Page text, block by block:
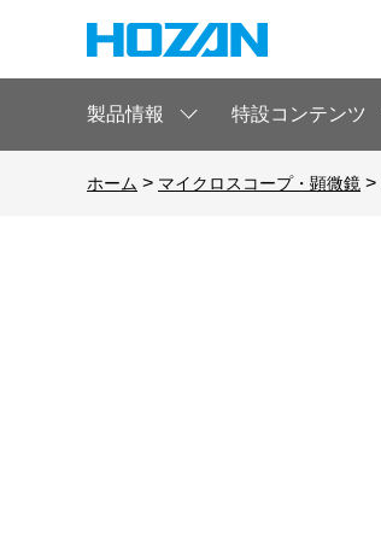
製品情報 特設コンテンツ
ホーム > マイクロスコープ・顕微鏡 >